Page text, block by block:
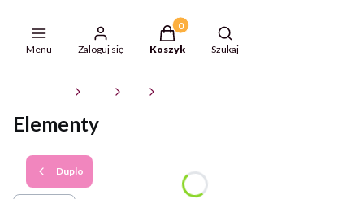
Menu Zaloguj się
Produkty w koszyku: 0. Zobacz
Koszyk
Otwórz wyszukiwarkę
Szukaj
Elementy
Duplo